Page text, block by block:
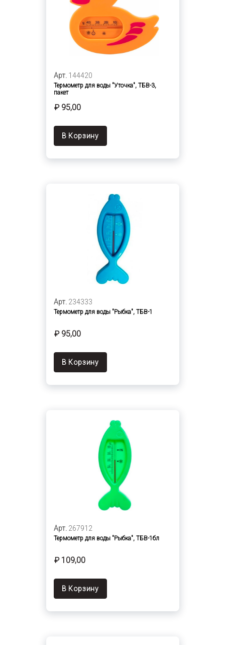
Арт. 144420
Термометр для воды "Уточка", ТБВ-3,
пакет
₽ 95,00
В Корзину
Арт. 234333
Термометр для воды "Рыбка", ТБВ-1
₽ 95,00
В Корзину
Арт. 267912
Термометр для воды "Рыбка", ТБВ-1бл
₽ 109,00
В Корзину